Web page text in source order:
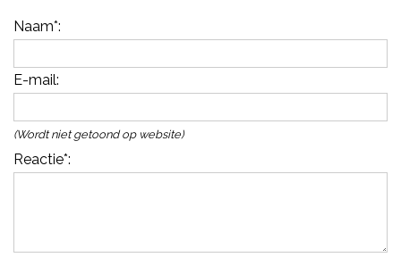
Naam*:
E-mail:
(Wordt niet getoond op website)
Reactie*: